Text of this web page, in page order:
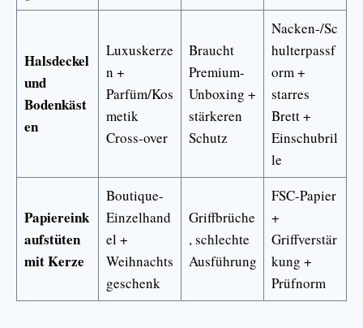
Halsdeckel
und
Bodenkäst
en
Luxuskerze
n +
Parfüm/Kos
metik
Cross-over
Braucht
Premium-
Unboxing +
stärkeren
Schutz
Nacken-/Sc
hulterpassf
orm +
starres
Brett +
Einschubril
le
Papiereink
aufstüten
mit Kerze
Boutique-
Einzelhand
el +
Weihnachts
geschenk
Griffbrüche
, schlechte
Ausführung
FSC-Papier
+
Griffverstär
kung +
Prüfnorm